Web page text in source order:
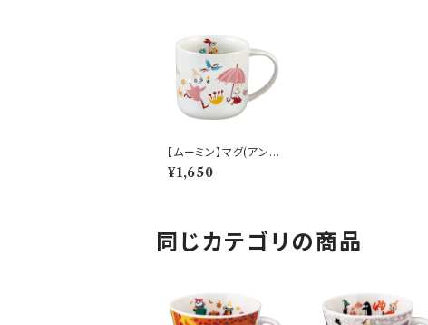
【ムーミン】マグ(アンブ
レラ)【Daily Life（リサ
イクルセラミックマグ）】
¥1,650
同じカテゴリの商品